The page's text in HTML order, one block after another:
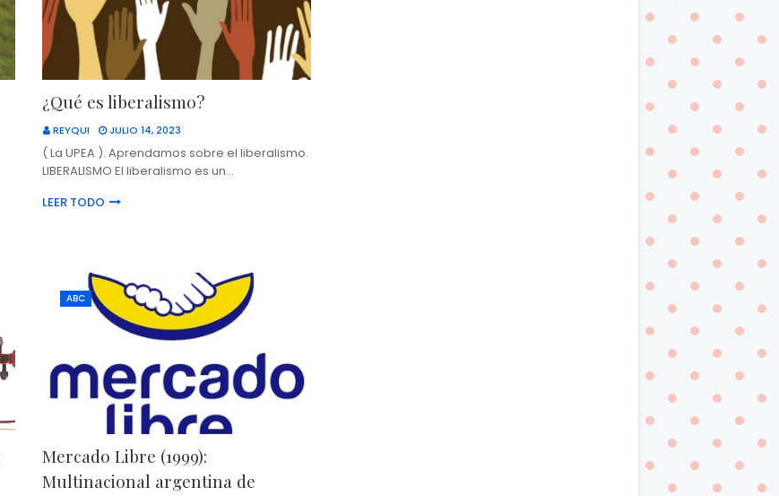
¿Qué es liberalismo?
REYQUI JULIO 14, 2023
( La UPEA ). Aprendamos sobre el liberalismo.
LIBERALISMO El liberalismo es un…
LEER TODO
ABC
Mercado Libre (1999):
Multinacional argentina de